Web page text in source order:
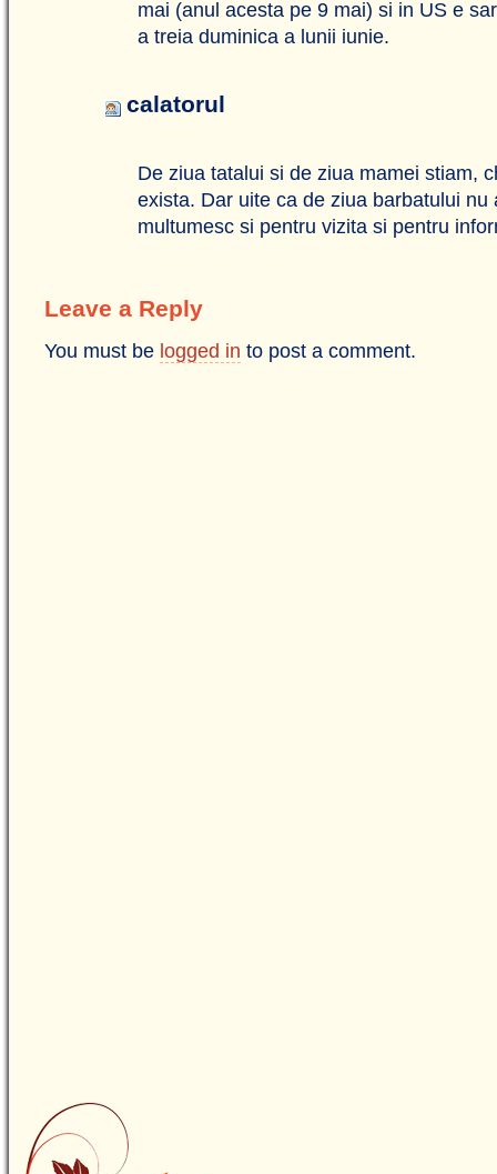
mai (anul acesta pe 9 mai) si in US e
a treia duminica a lunii iunie.
calatorul
De ziua tatalui si de ziua mamei stiam,
exista. Dar uite ca de ziua barbatului nu
multumesc si pentru vizita si pentru
Leave a Reply
You must be logged in to post a comment.